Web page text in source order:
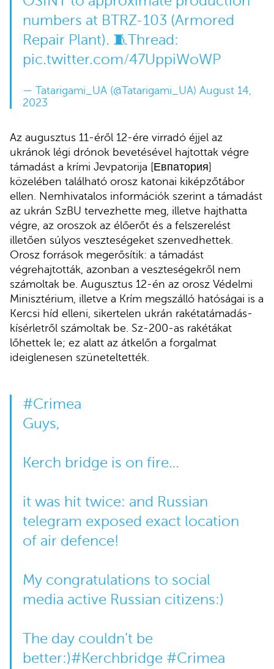
numbers at BTRZ-103 (Armored
Repair Plant). 🧵Thread:
pic.twitter.com/47UppiWoWP
— Tatarigami_UA (@Tatarigami_UA) August 14,
2023
Az augusztus 11-éről 12-ére virradó éjjel az
ukránok légi drónok bevetésével hajtottak végre
támadást a krími Jevpatorija [Евпатория]
közelében található orosz katonai kiképzőtábor
ellen. Nemhivatalos információk szerint a támadást
az ukrán SzBU tervezhette meg, illetve hajthatta
végre, az oroszok az élőerőt és a felszerelést
illetően súlyos veszteségeket szenvedhettek.
Orosz források megerősítik: a támadást
végrehajtották, azonban a veszteségekről nem
számoltak be. Augusztus 12-én az orosz Védelmi
Minisztérium, illetve a Krím megszálló hatóságai is a
Kercsi híd elleni, sikertelen ukrán rakétatámadás-
kísérletről számoltak be. Sz-200-as rakétákat
lőhettek le; ez alatt az átkelőn a forgalmat
ideiglenesen szüneteltették.
#Crimea
Guys,
Kerch bridge is on fire…
it was hit twice: and Russian
telegram exposed exact location
of air defence!
My congratulations to social
media active Russian citizens:)
The day couldn’t be
better:)#Kerchbridge #Crimea